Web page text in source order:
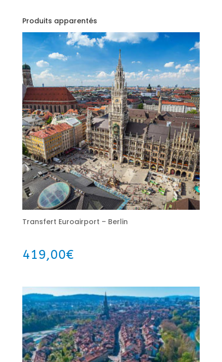
Produits apparentés
Transfert Euroairport – Berlin
419,00€